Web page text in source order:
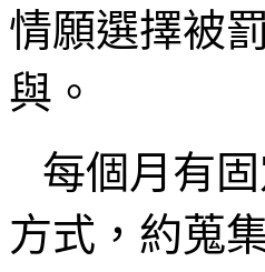
情願選擇被
與。
每個月有
方式，約蒐